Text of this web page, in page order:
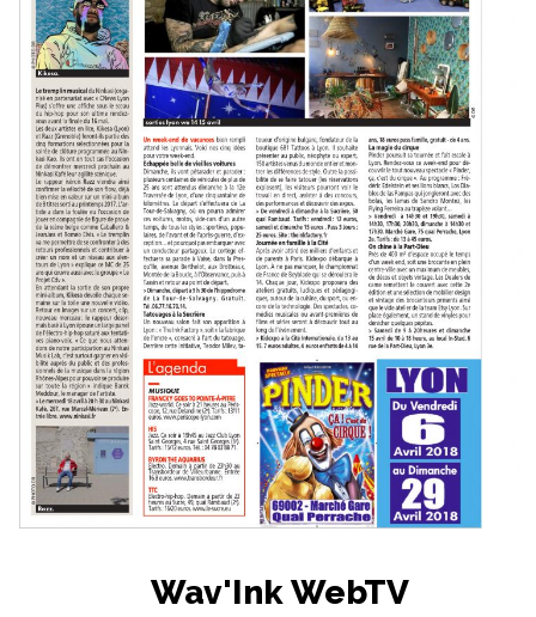
Wav'Ink WebTV